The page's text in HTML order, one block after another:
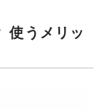
使うメリッ